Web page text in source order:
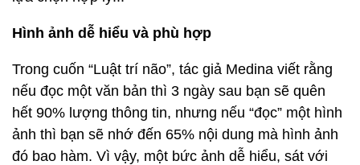
Hình ảnh dễ hiểu và phù hợp
Trong cuốn “Luật trí não”, tác giả Medina viết rằng
nếu đọc một văn bản thì 3 ngày sau bạn sẽ quên
hết 90% lượng thông tin, nhưng nếu “đọc” một hình
ảnh thì bạn sẽ nhớ đến 65% nội dung mà hình ảnh
đó bao hàm. Vì vậy, một bức ảnh dễ hiểu, sát với